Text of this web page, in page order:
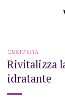
CURIOSITÀ
Rivitalizza
idratante